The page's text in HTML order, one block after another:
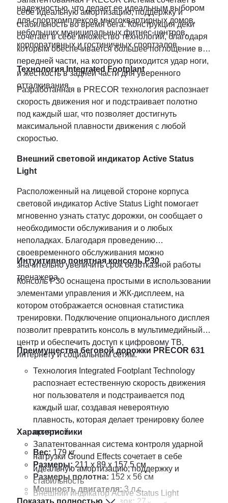
надежностью, что делает ее идеальным выбором
для спорткомплексов многоквартирных домов,
небольших муниципальных фитнес-центров,
корпоративных и гостиничных спортзалов.
себе идеальную амортизацию, поддержку и
стабильность во время бега. Конструкция деки
сочетает в себе множество технологий, благодаря
которым обеспечивается большее поглощение в
передней части, на которую приходится удар ноги,
и жесткость в задней части для уверенного
отталкивания.
Технология Integrated Footplant­
Разработанная в PRECOR технология распознает
скорость движения ног и подстраивает полотно
под каждый шаг, что позволяет достигнуть
максимальной плавности движения с любой
скоростью.
Внешний световой индикатор Active Status
Light
Расположенный на лицевой стороне корпуса
световой индикатор Active Status Light помогает
мгновенно узнать статус дорожки, он сообщает о
необходимости обслуживания и о любых
неполадках. Благодаря проведению
своевременного обслуживания можно
значительно увеличить срок безотказной работы
тренажера.
Интуитивно понятная консоль P30
Консоль P30 оснащена простыми в использовании
элементами управления и ЖК-дисплеем, на
котором отображается основная статистика
тренировки. Подключение опционального дисплея
позволит превратить консоль в мультимедийный
центр и обеспечить доступ к цифровому ТВ,
интернету и социальным сетям.
Преимущества беговой дорожки PRECOR 631
Технология Integrated Footplant Technology
распознает естественную скорость движения
ног пользователя и подстраивается под
каждый шаг, создавая невероятную
плавность, которая делает тренировку более
приятной
Запатентованная система контроля ударной
нагрузки Ground Effects сочетает в себе
идеальную амортизацию, поддержку и
стабильность
Внешний индикатор Active Status Light
Характеристики
Вес: 179 кг
Размеры: 211 x 89 x 157,5 см
Размеры полотна: 152 x 56 см
Мощность двигателя:3 л.с.
Программы тренировок: 27
Показать полностью